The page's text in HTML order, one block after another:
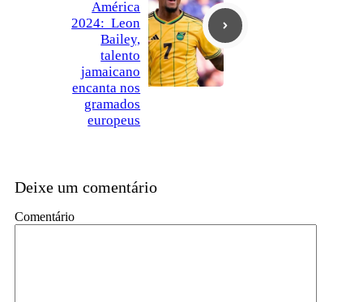
América
2024: Leon
Bailey,
talento
jamaicano
encanta nos
gramados
europeus
Deixe um comentário
Comentário